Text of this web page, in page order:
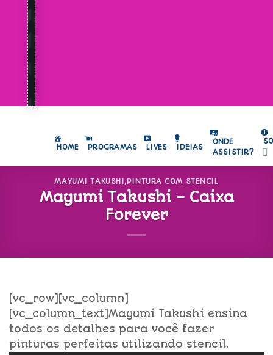
HOME PROGRAMAS LIVES IDEIAS
ONDE
ASSISTIR?
MAYUMI TAKUSHI , PINTURA COM STENCIL
Mayumi Takushi – Caixa
Forever
[vc_row][vc_column]
[vc_column_text]Mayumi Takushi ensina
todos os detalhes para você fazer
pinturas perfeitas utilizando stencil.